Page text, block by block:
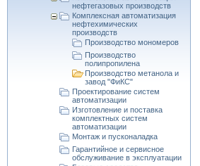
нефтегазовых производств
Комплексная автоматизация
нефтехимических
производств
Производство мономеров
Производство
полипропилена
Производство метанола и
завод "ФиКС"
Проектирование систем
автоматизации
Изготовление и поставка
комплектных систем
автоматизации
Монтаж и пусконаладка
Гарантийное и сервисное
обслуживание в эксплуатации